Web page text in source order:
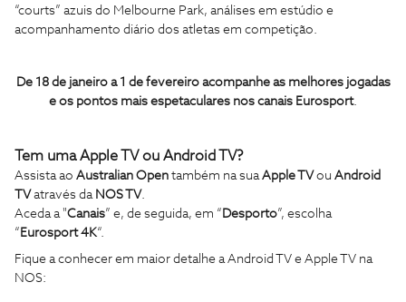
“courts” azuis do Melbourne Park, análises em estúdio e
acompanhamento diário dos atletas em competição.
De 18 de janeiro a 1 de fevereiro acompanhe as melhores jogadas
e os pontos mais espetaculares nos canais Eurosport.
Tem uma Apple TV ou Android TV?
Assista ao Australian Open também na suaApple TV ou Android
TV através da NOS TV.
Aceda a "Canais” e, de seguida, em “ Desporto”, escolha
“ Eurosport 4K“.
Fique a conhecer em maior detalhe a Android TV e Apple TV na
NOS: